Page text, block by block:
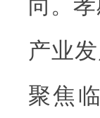
向。
产业
聚焦